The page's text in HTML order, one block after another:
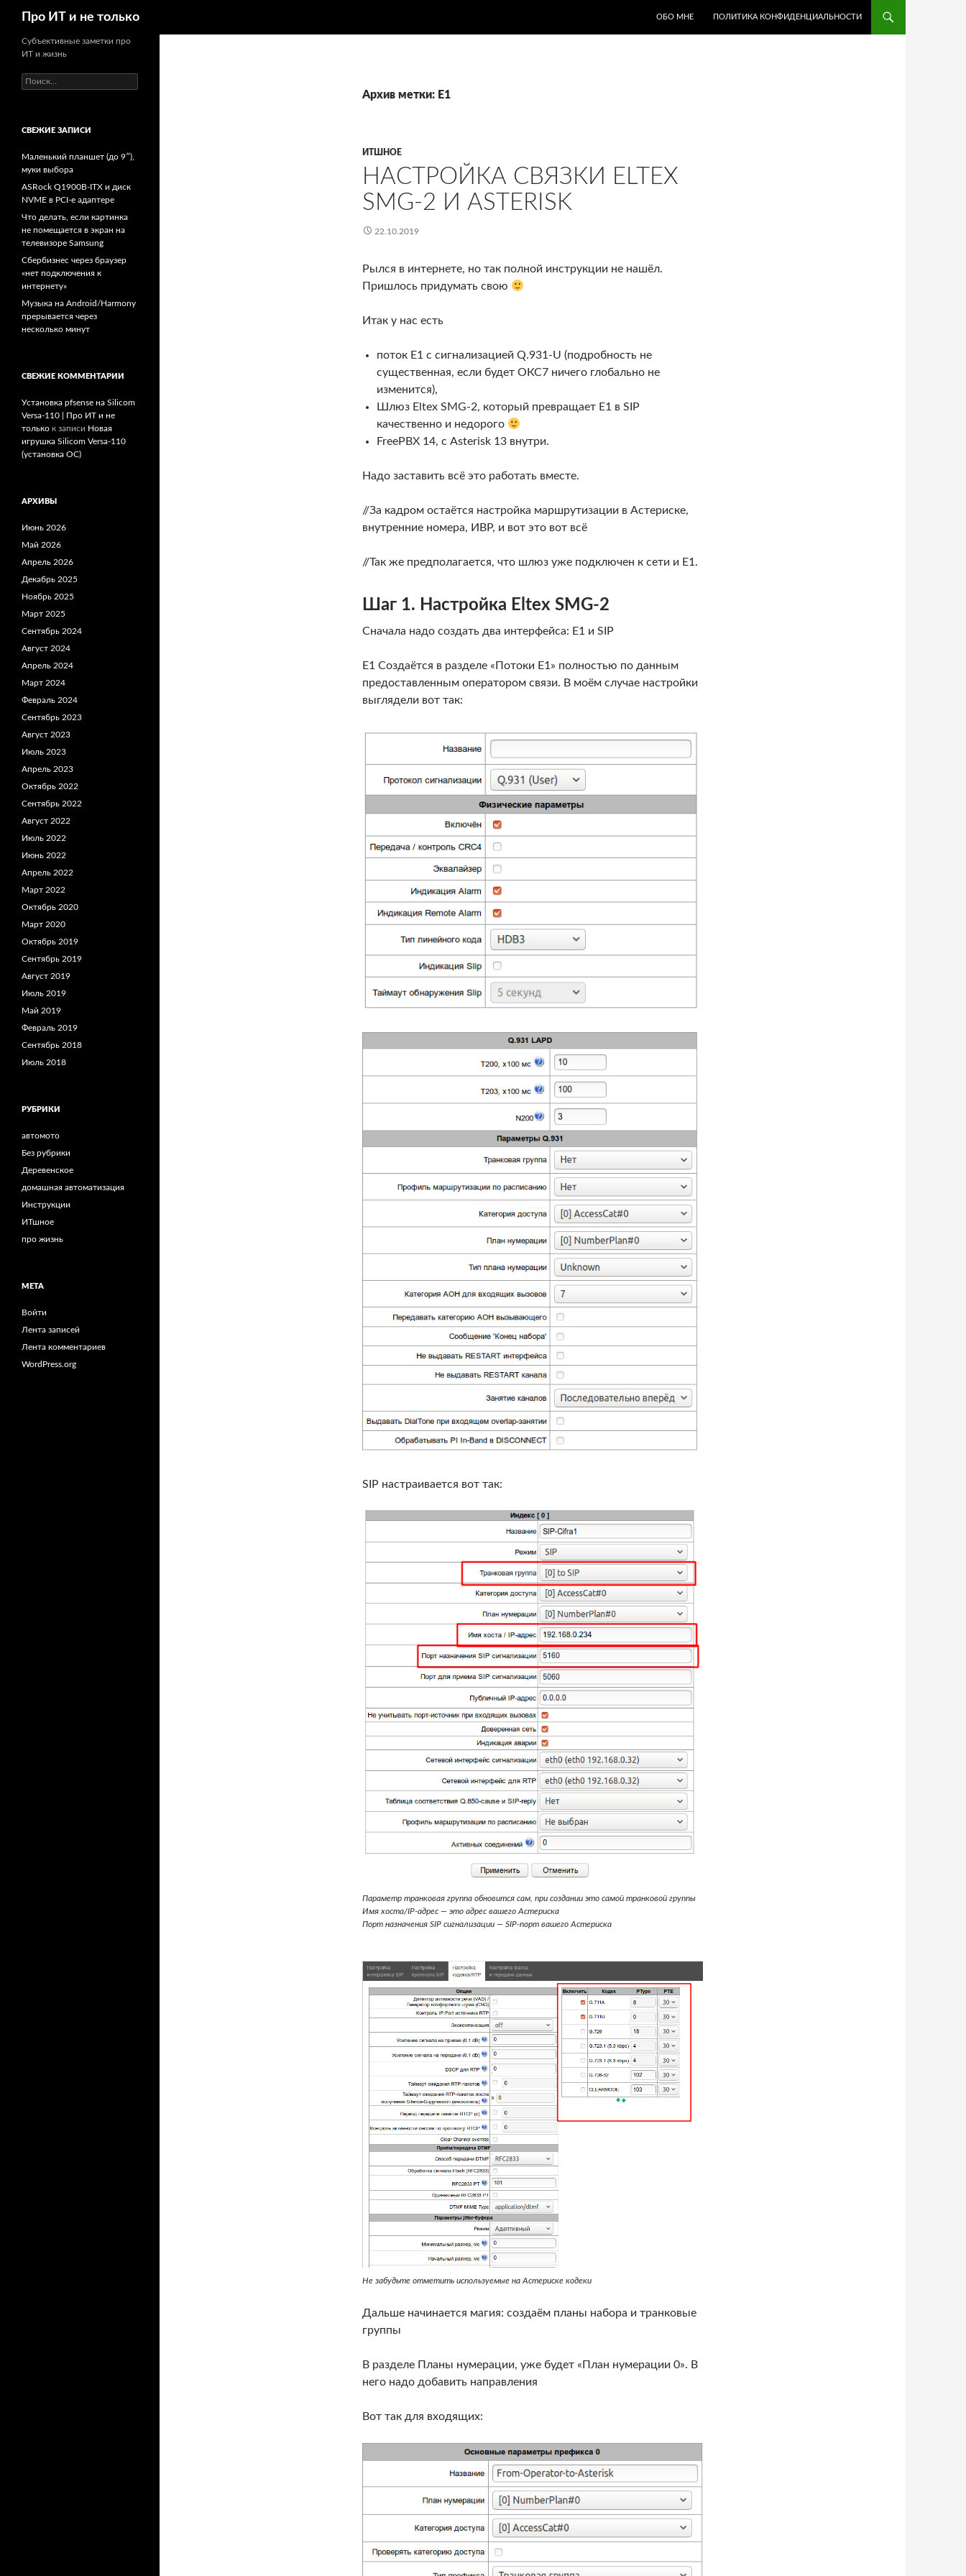
Перейти
содержимому
Про ИТ и не только ОБО МНЕ ПОЛИТИКА КОНФИДЕНЦИАЛЬНОСТИ
Архив метки: E1
ИТШНОЕ
НАСТРОЙКА СВЯЗКИ ELTEX
SMG-2 И ASTERISK
22.10.2019
Рылся в интернете, но так полной инструкции не нашёл.
Пришлось придумать свою
Итак у нас есть
поток Е1 с сигнализацией Q.931-U (подробность не
существенная, если будет ОКС7 ничего глобально не
изменится),
Шлюз Eltex SMG-2, который превращает Е1 в SIP
качественно и недорого
FreePBX 14, с Asterisk 13 внутри.
Надо заставить всё это работать вместе.
//За кадром остаётся настройка маршрутизации в Астериске,
внутренние номера, ИВР, и вот это вот всё
//Так же предполагается, что шлюз уже подключен к сети и Е1.
Шаг 1. Настройка Eltex SMG-2
Сначала надо создать два интерфейса: Е1 и SIP
E1 Создаётся в разделе «Потоки Е1» полностью по данным
предоставленным оператором связи. В моём случае настройки
выглядели вот так:
SIP настраивается вот так:
Параметр транковая группа обновится сам, при создании это самой транковой группы
Имя хоста/IP-адрес — это адрес вашего Астериска
Порт назначения SIP сигнализации — SIP-порт вашего Астериска
Не забудьте отметить используемые на Астериске кодеки
Дальше начинается магия: создаём планы набора и транковые
группы
В разделе Планы нумерации, уже будет «План нумерации 0». В
него надо добавить направления
Вот так для входящих:
Субъективные заметки про
ИТ и жизнь
Найти:
СВЕЖИЕ ЗАПИСИ
Маленький планшет (до 9″),
муки выбора
ASRock Q1900B-ITX и диск
NVME в PCI-e адаптере
Что делать, если картинка
не помещается в экран на
телевизоре Samsung
Сбербизнес через браузер
«нет подключения к
интернету»
Музыка на Android/Harmony
прерывается через
несколько минут
СВЕЖИЕ КОММЕНТАРИИ
Установка pfsense на Silicom
Versa-110 | Про ИТ и не
только к записи Новая
игрушка Silicom Versa-110
(установка ОС)
АРХИВЫ
Июнь 2026
Май 2026
Апрель 2026
Декабрь 2025
Ноябрь 2025
Март 2025
Сентябрь 2024
Август 2024
Апрель 2024
Март 2024
Февраль 2024
Сентябрь 2023
Август 2023
Июль 2023
Апрель 2023
Октябрь 2022
Сентябрь 2022
Август 2022
Июль 2022
Июнь 2022
Апрель 2022
Март 2022
Октябрь 2020
Март 2020
Октябрь 2019
Сентябрь 2019
Август 2019
Июль 2019
Май 2019
Февраль 2019
Сентябрь 2018
Июль 2018
РУБРИКИ
автомото
Без рубрики
Деревенское
домашная автоматизация
Инструкции
ИТшное
про жизнь
МЕТА
Войти
Лента записей
Лента комментариев
WordPress.org